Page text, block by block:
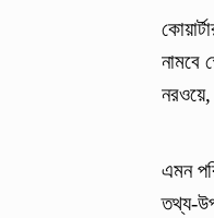
নামবে
নরওয়ে,
এমন
তথ্য-